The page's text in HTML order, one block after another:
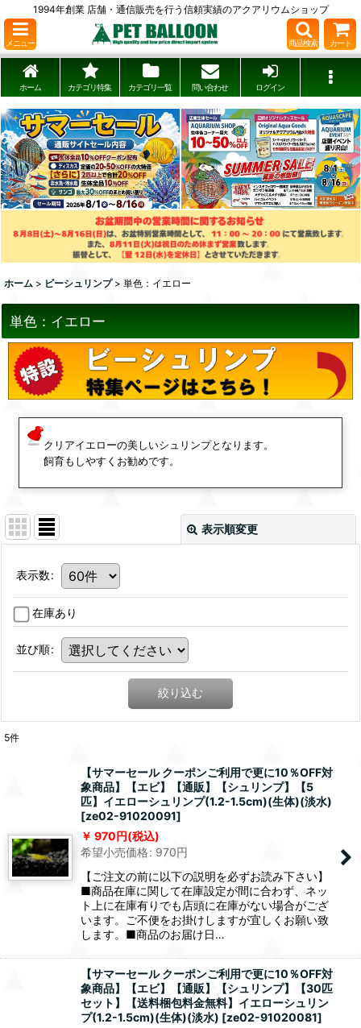
1994年創業 店舗・通信販売を行う信頼実績のアクアリウムショップ
メニュー 商品検索 カート
ホーム カテゴリ特集 カテゴリ一覧 問い合わせ ログイン
ホーム > ビーシュリンプ > 単色：イエロー
単色：イエロー
クリアイエローの美しいシュリンプとなります。
飼育もしやすくお勧めです。
表示順変更
表示数:
在庫あり
並び順:
絞り込む
5件
【サマーセール クーポンご利用で更に10％OFF対
象商品】【エビ】【通販】【シュリンプ】【5
匹】イエローシュリンプ(1.2-1.5cm)(生体)(淡水)
[ze02-91020091]
970円(税込)
希望小売価格: 970円
【ご注文の前に以下の説明を必ずお読み下さい】
■商品在庫に関して在庫設定が間に合わず、ネッ
ト上に在庫有りでも店頭に在庫がない場合がござ
います。ご不便をお掛けしますが宜しくお願い致
します。■商品のお届け日…
【サマーセール クーポンご利用で更に10％OFF対
象商品】【エビ】【通販】【シュリンプ】【30匹
セット】【送料梱包料金無料】イエローシュリン
プ(1.2-1.5cm)(生体)(淡水) [ze02-91020081]